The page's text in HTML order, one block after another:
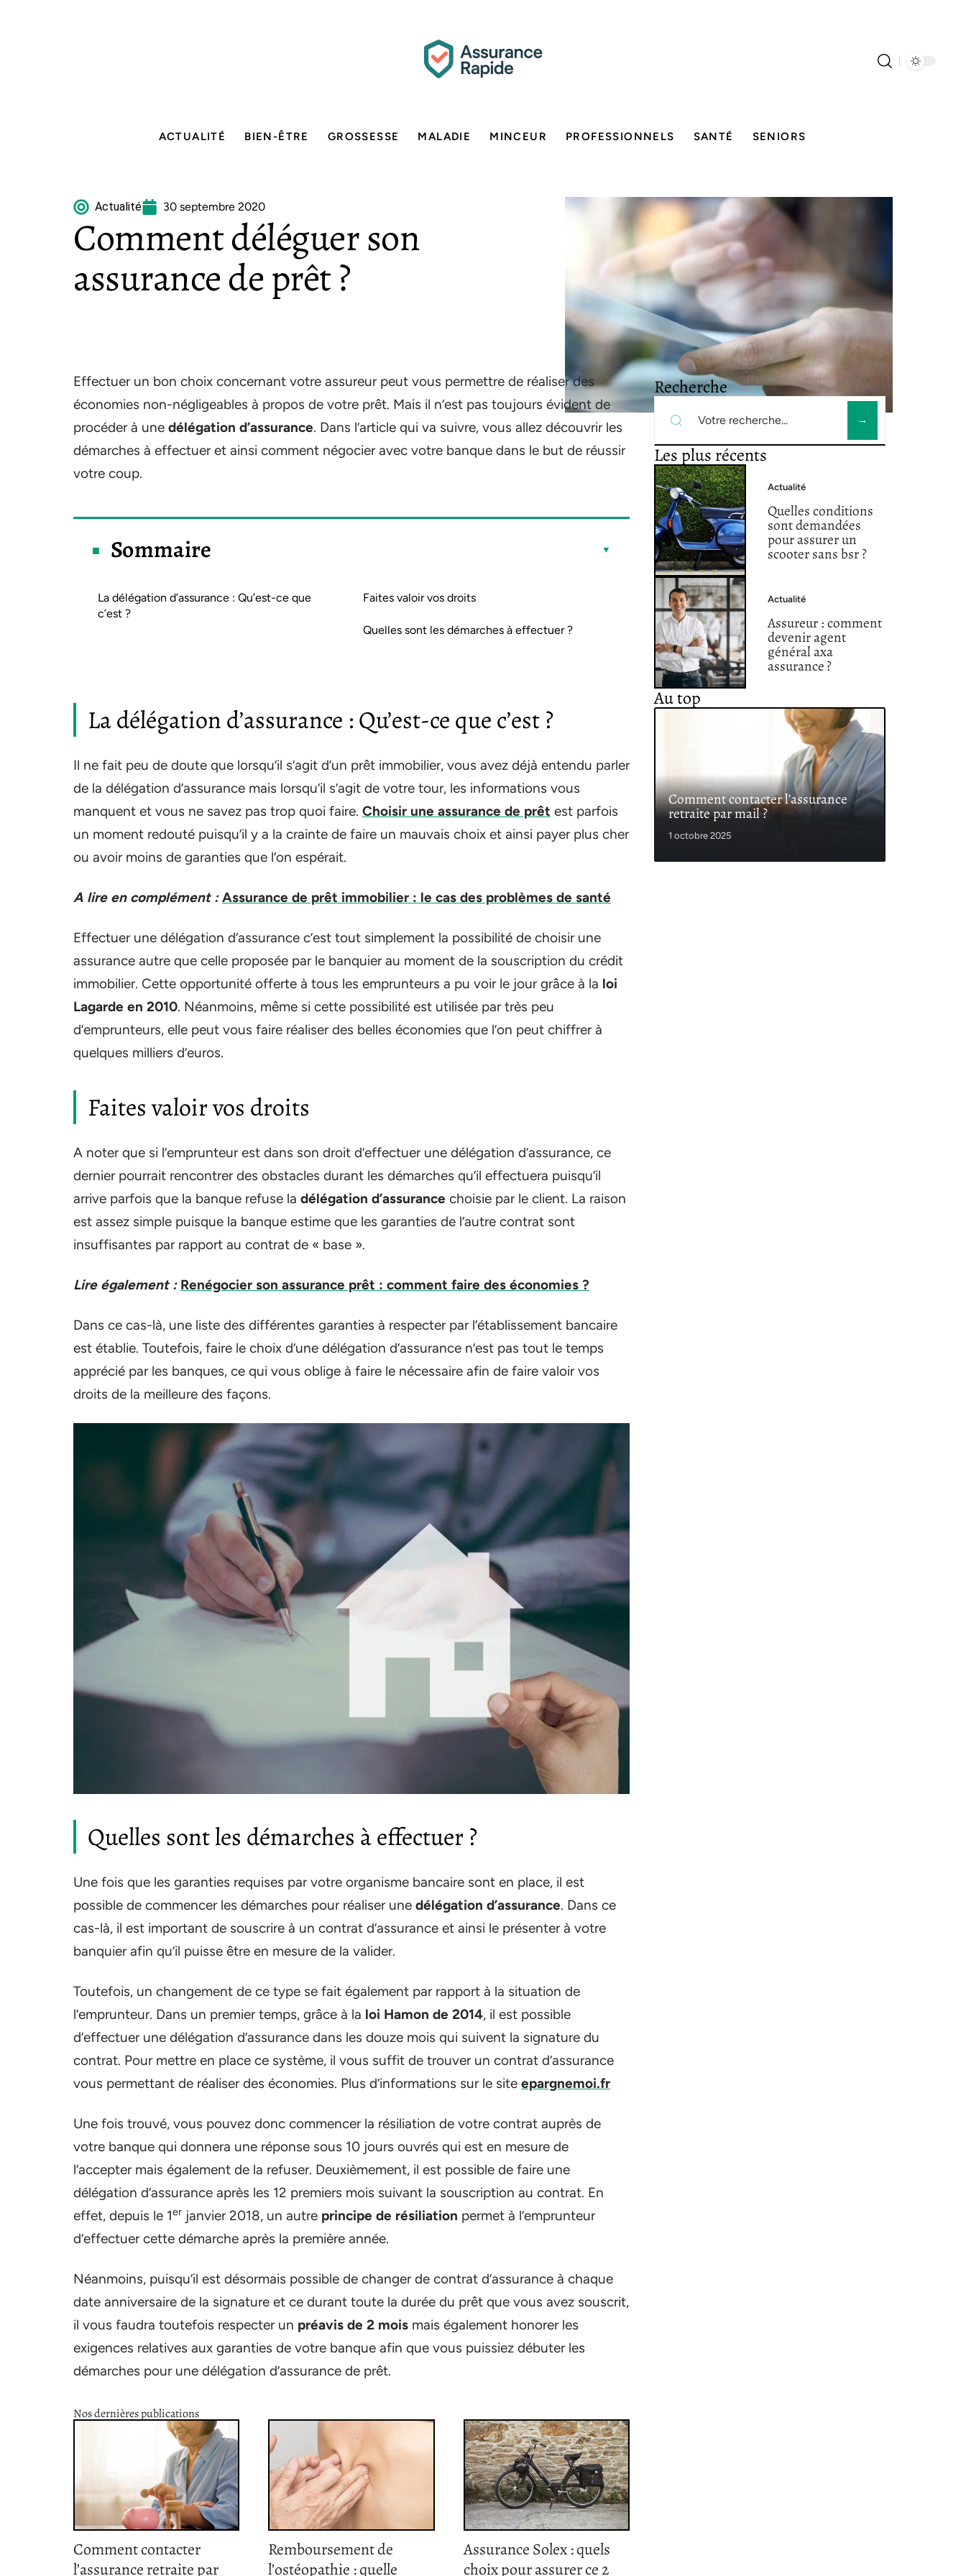
ACTUALITÉ BIEN-ÊTRE GROSSESSE MALADIE MINCEUR PROFESSIONNELS SANTÉ SENIORS
Actualité 30 septembre 2020
Comment déléguer son
assurance de prêt ?
Effectuer un bon choix concernant votre assureur peut vous permettre de réaliser des
économies non-négligeables à propos de votre prêt. Mais il n’est pas toujours évident de
procéder à une délégation d’assurance. Dans l’article qui va suivre, vous allez découvrir les
démarches à effectuer et ainsi comment négocier avec votre banque dans le but de réussir
votre coup.
Sommaire
La délégation d’assurance : Qu’est-ce que
c’est ?
Faites valoir vos droits
Quelles sont les démarches à effectuer ?
La délégation d’assurance : Qu’est-ce que c’est ?
Il ne fait peu de doute que lorsqu’il s’agit d’un prêt immobilier, vous avez déjà entendu parler
de la délégation d’assurance mais lorsqu’il s’agit de votre tour, les informations vous
manquent et vous ne savez pas trop quoi faire. Choisir une assurance de prêt est parfois
un moment redouté puisqu’il y a la crainte de faire un mauvais choix et ainsi payer plus cher
ou avoir moins de garanties que l’on espérait.
A lire en complément : Assurance de prêt immobilier : le cas des problèmes de santé
Effectuer une délégation d’assurance c’est tout simplement la possibilité de choisir une
assurance autre que celle proposée par le banquier au moment de la souscription du crédit
immobilier. Cette opportunité offerte à tous les emprunteurs a pu voir le jour grâce à la loi
Lagarde en 2010. Néanmoins, même si cette possibilité est utilisée par très peu
d’emprunteurs, elle peut vous faire réaliser des belles économies que l’on peut chiffrer à
quelques milliers d’euros.
Faites valoir vos droits
A noter que si l’emprunteur est dans son droit d’effectuer une délégation d’assurance, ce
dernier pourrait rencontrer des obstacles durant les démarches qu’il effectuera puisqu’il
arrive parfois que la banque refuse la délégation d’assurance choisie par le client. La raison
est assez simple puisque la banque estime que les garanties de l’autre contrat sont
insuffisantes par rapport au contrat de « base ».
Lire également : Renégocier son assurance prêt : comment faire des économies ?
Dans ce cas-là, une liste des différentes garanties à respecter par l’établissement bancaire
est établie. Toutefois, faire le choix d’une délégation d’assurance n’est pas tout le temps
apprécié par les banques, ce qui vous oblige à faire le nécessaire afin de faire valoir vos
droits de la meilleure des façons.
Quelles sont les démarches à effectuer ?
Une fois que les garanties requises par votre organisme bancaire sont en place, il est
possible de commencer les démarches pour réaliser une délégation d’assurance. Dans ce
cas-là, il est important de souscrire à un contrat d’assurance et ainsi le présenter à votre
banquier afin qu’il puisse être en mesure de la valider.
Toutefois, un changement de ce type se fait également par rapport à la situation de
l’emprunteur. Dans un premier temps, grâce à la loi Hamon de 2014, il est possible
d’effectuer une délégation d’assurance dans les douze mois qui suivent la signature du
contrat. Pour mettre en place ce système, il vous suffit de trouver un contrat d’assurance
vous permettant de réaliser des économies. Plus d’informations sur le site epargnemoi.fr
Une fois trouvé, vous pouvez donc commencer la résiliation de votre contrat auprès de
votre banque qui donnera une réponse sous 10 jours ouvrés qui est en mesure de
l’accepter mais également de la refuser. Deuxièmement, il est possible de faire une
délégation d’assurance après les 12 premiers mois suivant la souscription au contrat. En
effet, depuis le 1er janvier 2018, un autre principe de résiliation permet à l’emprunteur
d’effectuer cette démarche après la première année.
Néanmoins, puisqu’il est désormais possible de changer de contrat d’assurance à chaque
date anniversaire de la signature et ce durant toute la durée du prêt que vous avez souscrit,
il vous faudra toutefois respecter un préavis de 2 mois mais également honorer les
exigences relatives aux garanties de votre banque afin que vous puissiez débuter les
démarches pour une délégation d’assurance de prêt.
Nos dernières publications
Comment contacter
l’assurance retraite par
Remboursement de
l’ostéopathie : quelle
Assurance Solex : quels
choix pour assurer ce 2
Recherche
Les plus récents
Actualité
Quelles conditions
sont demandées
pour assurer un
scooter sans bsr ?
Actualité
Assureur : comment
devenir agent
général axa
assurance ?
Au top
Comment contacter l’assurance
retraite par mail ?
1 octobre 2025